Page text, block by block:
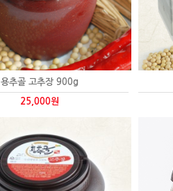
용추골 고추장 900g
25,000원